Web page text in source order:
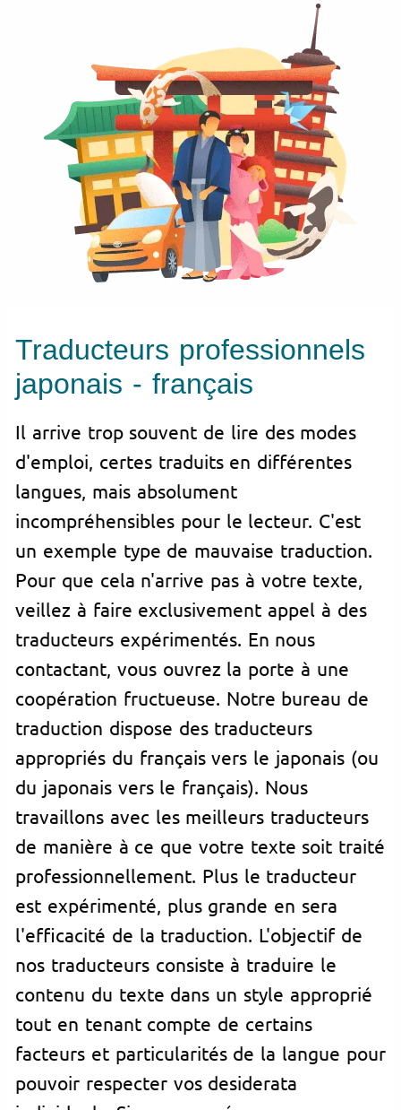
Traducteurs professionnels
japonais - français
Il arrive trop souvent de lire des modes
d'emploi , certes traduits en différentes
langues, mais absolument
incompréhensibles pour le lecteur. C'est
un exemple type de mauvaise traduction.
Pour que cela n'arrive pas à votre texte,
veillez à faire exclusivement appel à des
traducteurs expérimentés. En nous
contactant, vous ouvrez la porte à une
coopération fructueuse. Notre bureau de
traduction dispose des traducteurs
appropriés du français vers le japonais (ou
du japonais vers le français). Nous
travaillons avec les meilleurs traducteurs
de manière à ce que votre texte soit traité
professionnellement. Plus le traducteur
est expérimenté, plus grande en sera
l'efficacité de la traduction. L'objectif de
nos traducteurs consiste à traduire le
contenu du texte dans un style approprié
tout en tenant compte de certains
facteurs et particularités de la langue pour
pouvoir respecter vos desiderata